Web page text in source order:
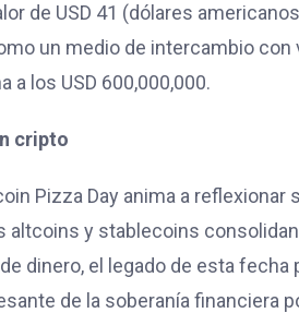
de USD 41 (dólares
un medio de intercambio con
a los USD 600,000,000.
cripto
Pizza Day anima a reflexionar
altcoins y stablecoins
dinero, el legado de esta
de la soberanía financiera